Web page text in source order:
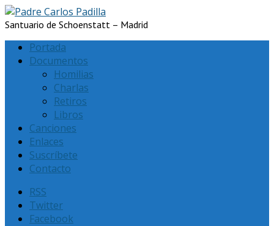
Santuario de Schoenstatt – Madrid
Portada
Documentos
Homilias
Charlas
Retiros
Libros
Canciones
Enlaces
Suscríbete
Contacto
RSS
Twitter
Facebook